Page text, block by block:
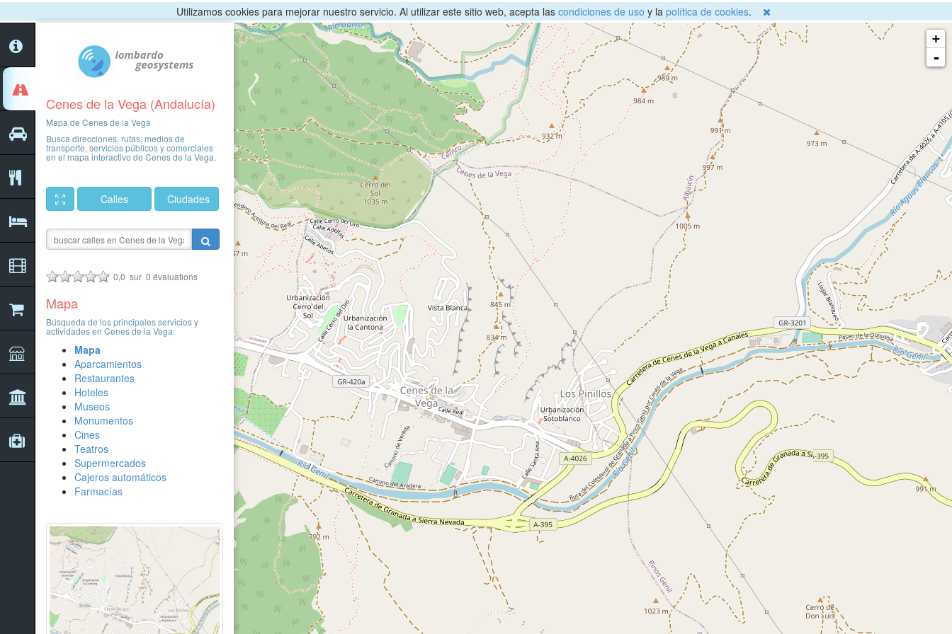
Utilizamos cookies para mejorar nuestro servicio. Al utilizar este sitio web, acepta las condiciones de uso y la política de cookies.
+
-
Cenes de la Vega (Andalucía)
Mapa de Cenes de la Vega
Busca direcciones, rutas, medios de
transporte, servicios públicos y comerciales
en el mapa interactivo de Cenes de la Vega.
Calles Ciudades
0,0 sur 0 évaluations
Mapa
Búsqueda de los principales servicios y
actividades en Cenes de la Vega:
Mapa
Aparcamientos
Restaurantes
Hoteles
Museos
Monumentos
Cines
Teatros
Supermercados
Cajeros automáticos
Farmacías